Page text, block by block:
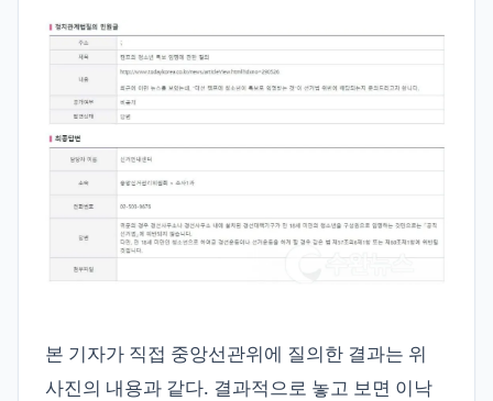
본 기자가 직접 중앙선관위에 질의한 결과는 위
사진의 내용과 같다. 결과적으로 놓고 보면 이낙